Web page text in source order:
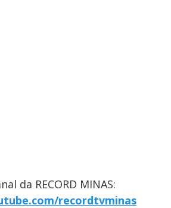
da RECORD MINAS:
recordtvminas